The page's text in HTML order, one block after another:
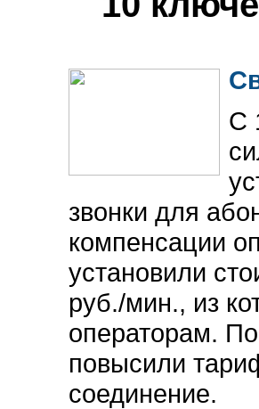
С
звонки для
компенсации
установили
руб./мин., из
операторам.
повысили
соединение.